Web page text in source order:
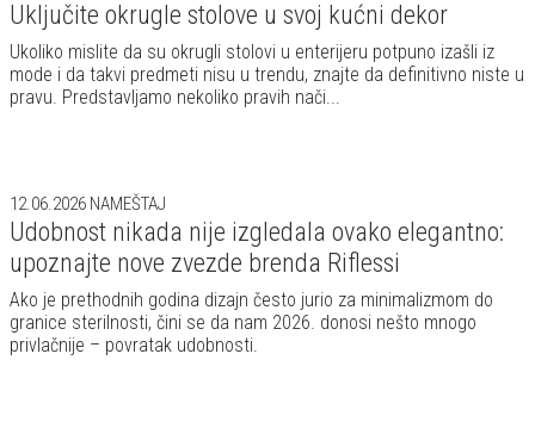
Uključite okrugle stolove u svoj kućni dekor
Ukoliko mislite da su okrugli stolovi u enterijeru potpuno izašli iz
mode i da takvi predmeti nisu u trendu, znajte da definitivno niste u
pravu. Predstavljamo nekoliko pravih nači...
12.06.2026 NAMEŠTAJ
Udobnost nikada nije izgledala ovako elegantno:
upoznajte nove zvezde brenda Riflessi
Ako je prethodnih godina dizajn često jurio za minimalizmom do
granice sterilnosti, čini se da nam 2026. donosi nešto mnogo
privlačnije – povratak udobnosti.